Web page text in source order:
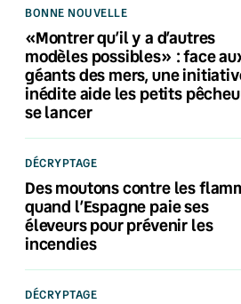
BONNE NOUVELLE
«Montrer qu’il y a d’autres
modèles possibles» : face
géants des mers, une
inédite aide les petits
se lancer
DÉCRYPTAGE
Des moutons contre les
quand l’Espagne paie ses
éleveurs pour prévenir les
incendies
DÉCRYPTAGE